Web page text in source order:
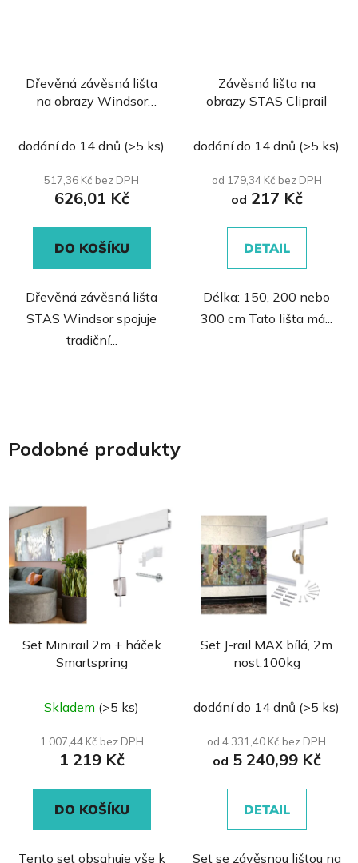
Dřevěná závěsná lišta
na obrazy Windsor
dodání do 14 dnů (>5 ks)
517,36 Kč bez DPH
626,01 Kč
DO KOŠÍKU
Dřevěná závěsná lišta
STAS Windsor spojuje
tradiční...
Závěsná lišta na
obrazy STAS Cliprail
hodnocení
produktu
je
z
dodání do 14 dnů (>5 ks)
od 179,34 Kč bez DPH
od 217 Kč
DETAIL
Délka: 150, 200 nebo
300 cm Tato lišta má...
Podobné produkty
Set Minirail 2m + háček
Smartspring
hodnocení
produktu
je
z
Skladem (>5 ks)
1 007,44 Kč bez DPH
1 219 Kč
DO KOŠÍKU
Tento set obsahuje vše k
Set J-rail MAX bílá, 2m
nost.100kg
dodání do 14 dnů (>5 ks)
od 4 331,40 Kč bez DPH
od 5 240,99 Kč
DETAIL
Set se závěsnou lištou na